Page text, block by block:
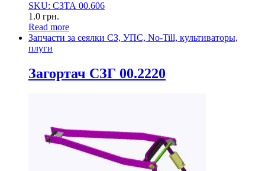
SKU: СЗТА 00.606
1.0 грн.
Read more
Запчасти за сеялки СЗ, УПС, No-Till, культиваторы,
плуги
Загортач СЗГ 00.2220